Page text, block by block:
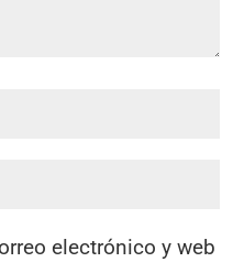
electrónico y web